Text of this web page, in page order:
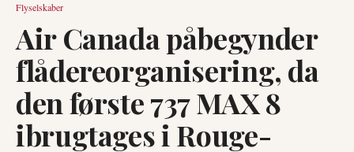
Flyselskaber
Air Canada påbegynder
flådereorganisering, da
den første 737 MAX 8
ibrugtages i Rouge-